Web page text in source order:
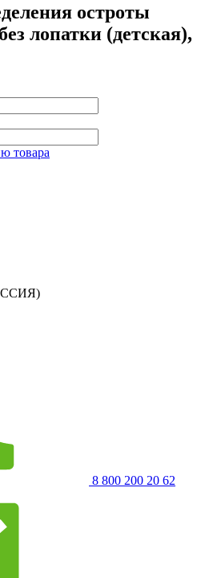
остроты
лопатки (детская),
товара
8 800 200 20 62